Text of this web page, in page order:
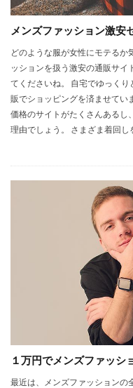
メンズファッション激安
どのような服が女性にモテるか
ッションを扱う激安の通販サイ
てくださいね。 自宅でゆっく
販でショッピングを済ませてい
価格のサイトがたくさんあるし
理由でしょう。 さまざま着回
１万円でメンズファッシ
最近は、メンズファッションの